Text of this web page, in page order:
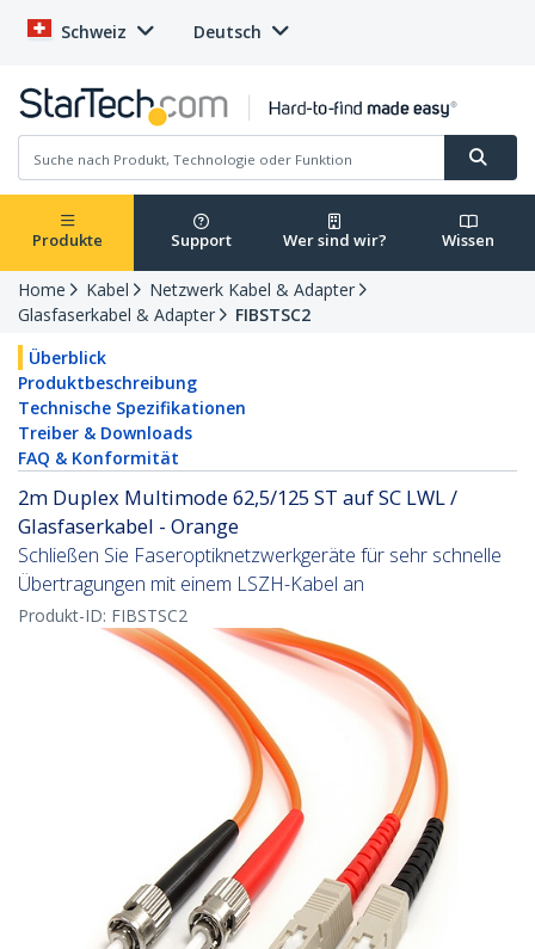
Schweiz Deutsch
Produkte Support Wer sind wir? Wissen
Home Kabel
Netzwerk Kabel & Adapter
Glasfaserkabel & Adapter
FIBSTSC2
Überblick
Produktbeschreibung
Technische Spezifikationen
Treiber & Downloads
FAQ & Konformität
2m Duplex Multimode 62,5/125 ST auf SC LWL /
Glasfaserkabel - Orange
Schließen Sie Faseroptiknetzwerkgeräte für sehr schnelle
Übertragungen mit einem LSZH-Kabel an
Produkt-ID: FIBSTSC2